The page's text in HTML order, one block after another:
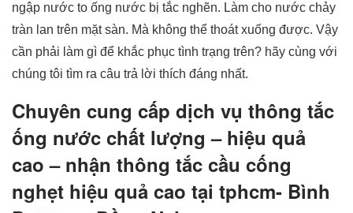
ngập nước to ống nước bị tắc nghẽn. Làm cho nước chảy
tràn lan trên mặt sàn. Mà không thể thoát xuống được. Vậy
cần phải làm gì để khắc phục tình trạng trên? hãy cùng với
chúng tôi tìm ra câu trả lời thích đáng nhất.
Chuyên cung cấp dịch vụ thông tắc
ống nước chất lượng – hiệu quả
cao – nhận thông tắc cầu cống
nghẹt hiệu quả cao tại tphcm- Bình